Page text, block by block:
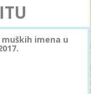
muških imena u